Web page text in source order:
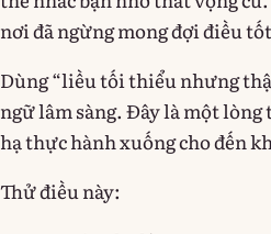
nơi đã ngừng mong đợi điều
Dùng “liều tối thiểu nhưng
ngữ lâm sàng. Đây là một
hạ thực hành xuống cho đến
Thử điều này: